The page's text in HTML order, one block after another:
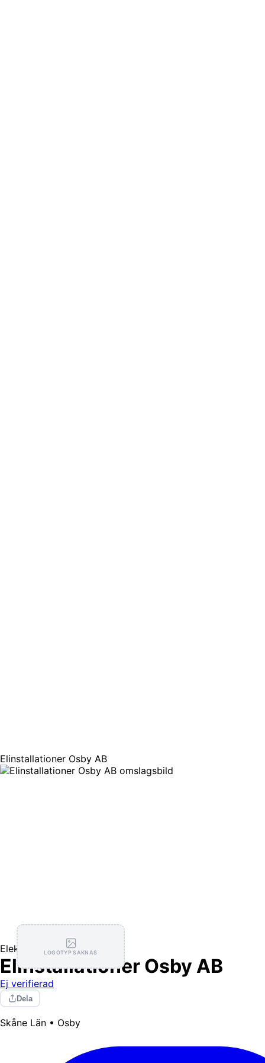
Elinstallationer Osby AB
LOGOTYP SAKNAS
Elektriker
Elinstallationer Osby AB
Ej verifierad
Dela
Skåne Län • Osby